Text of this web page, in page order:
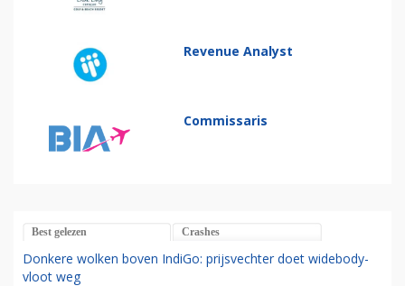
Revenue Analyst
Commissaris
Best gelezen Crashes
Donkere wolken boven IndiGo: prijsvechter doet widebody-
vloot weg